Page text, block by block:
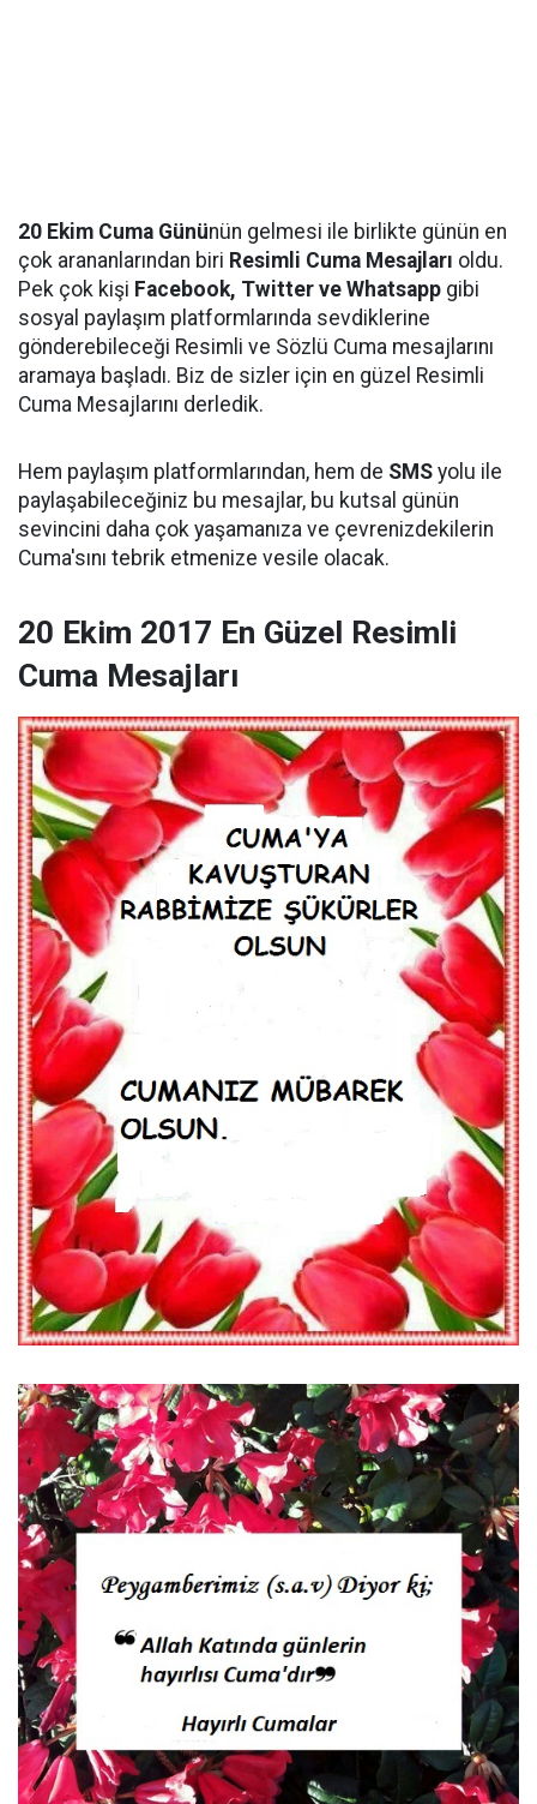
20 Ekim Cuma Gününün gelmesi ile birlikte günün en
çok arananlarından biri Resimli Cuma Mesajları oldu.
Pek çok kişi Facebook, Twitter ve Whatsapp gibi
sosyal paylaşım platformlarında sevdiklerine
gönderebileceği Resimli ve Sözlü Cuma mesajlarını
aramaya başladı. Biz de sizler için en güzel Resimli
Cuma Mesajlarını derledik.
Hem paylaşım platformlarından, hem de SMS yolu ile
paylaşabileceğiniz bu mesajlar, bu kutsal günün
sevincini daha çok yaşamanıza ve çevrenizdekilerin
Cuma'sını tebrik etmenize vesile olacak.
20 Ekim 2017 En Güzel Resimli
Cuma Mesajları